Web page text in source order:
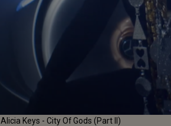
Alicia Keys - City Of Gods (Part II)